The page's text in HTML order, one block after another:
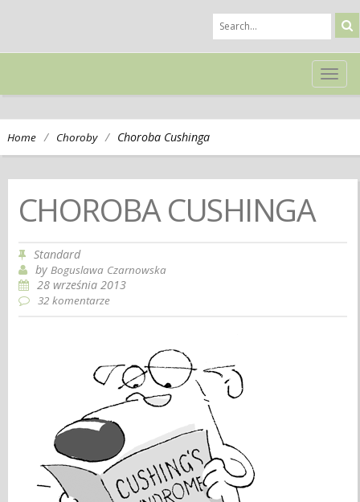
Home / Choroby / Choroba Cushinga
CHOROBA CUSHINGA
Standard
byBoguslawa Czarnowska
28 września 2013
32 komentarze